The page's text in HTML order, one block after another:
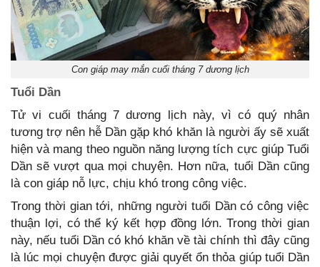
Con giáp may mắn cuối tháng 7 dương lịch
Tuổi Dần
Tử vi cuối tháng 7 dương lịch này, vì có quý nhân
tương trợ nên hễ Dần gặp khó khăn là người ấy sẽ xuất
hiện và mang theo nguồn năng lượng tích cực giúp Tuổi
Dần sẽ vượt qua mọi chuyện. Hơn nữa, tuổi Dần cũng
là con giáp nỗ lực, chịu khó trong công việc.
Trong thời gian tới, những người tuổi Dần có công việc
thuận lợi, có thể ký kết hợp đồng lớn. Trong thời gian
này, nếu tuổi Dần có khó khăn về tài chính thì đây cũng
là lúc mọi chuyện được giải quyết ổn thỏa giúp tuổi Dần